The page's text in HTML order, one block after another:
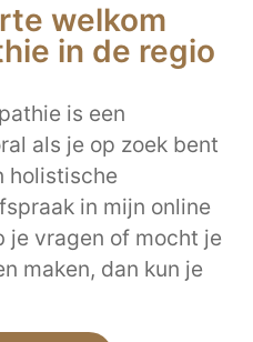
welkom
in de regio
is een
als je op zoek bent
holistische
in mijn online
je vragen of mocht je
maken, dan kun je